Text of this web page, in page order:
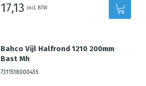
17,13 incl. BTW
Bahco Vijl Halfrond 1210 200mm
Bast Mh
7311518000455